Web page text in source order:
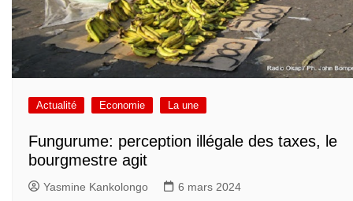
Actualité Economie La une
Fungurume: perception illégale des taxes, le
bourgmestre agit
Yasmine Kankolongo 6 mars 2024